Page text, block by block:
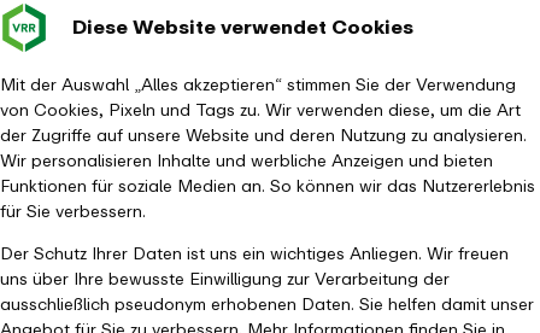
Diese Website verwendet Cookies
Mit der Auswahl „Alles akzeptieren“ stimmen Sie der Verwendung
von Cookies, Pixeln und Tags zu. Wir verwenden diese, um die Art
der Zugriffe auf unsere Website und deren Nutzung zu analysieren.
Wir personalisieren Inhalte und werbliche Anzeigen und bieten
Funktionen für soziale Medien an. So können wir das Nutzererlebnis
für Sie verbessern.
Der Schutz Ihrer Daten ist uns ein wichtiges Anliegen. Wir freuen
uns über Ihre bewusste Einwilligung zur Verarbeitung der
ausschließlich pseudonym erhobenen Daten. Sie helfen damit unser
Verkehrsverbund Baustellen im
Leichte
Startseite Aktuelles
Newsroom
Große Adventsaktion bei eezy.nrw